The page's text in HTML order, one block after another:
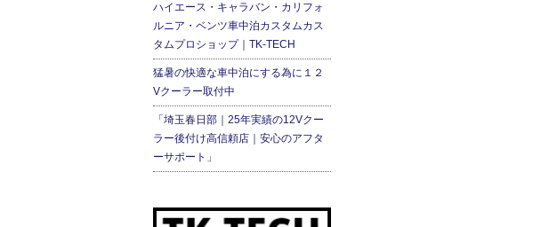
ハイエース・キャラバン・カリフォ
ルニア・ベンツ車中泊カスタムカス
タムプロショップ｜TK-TECH
猛暑の快適な車中泊にする為に１２
Vクーラー取付中
「埼玉春日部｜25年実績の12Vクー
ラー後付け高信頼店｜安心のアフタ
ーサポート」